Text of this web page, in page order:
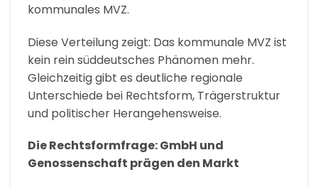
kommunales MVZ.
Diese Verteilung zeigt: Das kommunale MVZ ist
kein rein süddeutsches Phänomen mehr.
Gleichzeitig gibt es deutliche regionale
Unterschiede bei Rechtsform, Trägerstruktur
und politischer Herangehensweise.
Die Rechtsformfrage: GmbH und
Genossenschaft prägen den Markt